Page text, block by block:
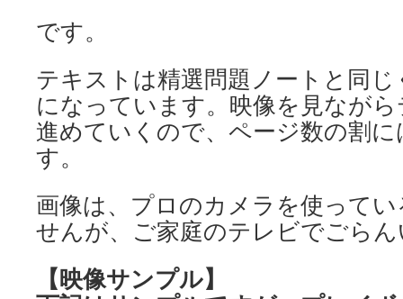
です。
テキストは精選問題ノートと同
になっています。映像を見なが
進めていくので、ページ数の割
す。
画像は、プロのカメラを使って
せんが、ご家庭のテレビでごら
【映像サンプル】